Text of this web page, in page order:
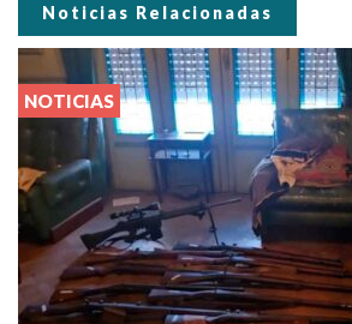
Noticias Relacionadas
NOTICIAS